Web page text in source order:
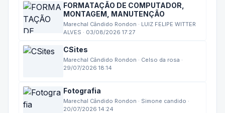
FORMATAÇÃO DE COMPUTADOR,
MONTAGEM, MANUTENÇÃO
Marechal Cândido Rondon · LUIZ FELIPE WITTER
ALVES · 03/08/2026 17:27
CSites
Marechal Cândido Rondon · Celso da rosa ·
29/07/2026 18:14
Fotografia
Marechal Cândido Rondon · Simone candido ·
20/07/2026 14:24